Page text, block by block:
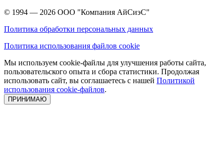
© 1994 — 2026 ООО "Компания АйСиэС"
Политика обработки персональных данных
Политика использования файлов cookie
Мы используем cookie-файлы для улучшения работы сайта,
пользовательского опыта и сбора статистики. Продолжая
использовать сайт, вы соглашаетесь с нашей Политикой
использования cookie-файлов.
ПРИНИМАЮ